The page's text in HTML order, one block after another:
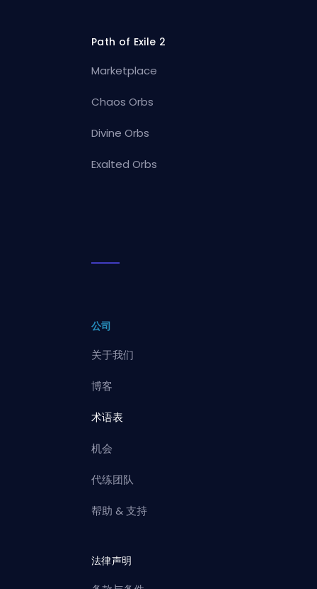
Path of Exile 2
Marketplace
Chaos Orbs
Divine Orbs
Exalted Orbs
公司
关于我们
博客
术语表
机会
代练团队
帮助 & 支持
法律声明